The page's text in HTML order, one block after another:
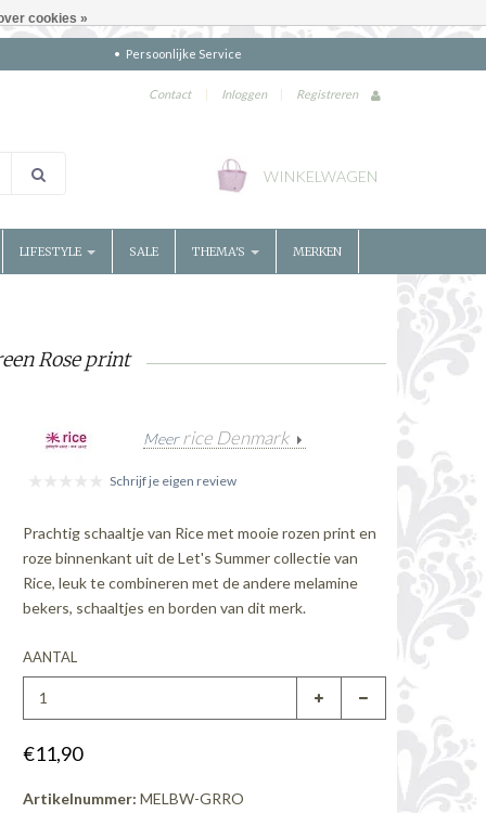
Persoonlijke Service
Contact | Inloggen | Registreren
WINKELWAGEN
LIFESTYLE SALE THEMA'S MERKEN
Rose print
Meerrice Denmark
Schrijf je eigen review
Prachtig schaaltje van Rice met mooie rozen print en
roze binnenkant uit de Let's Summer collectie van
Rice, leuk te combineren met de andere melamine
bekers, schaaltjes en borden van dit merk.
AANTAL
€11,90
Artikelnummer: MELBW-GRRO
cookies »